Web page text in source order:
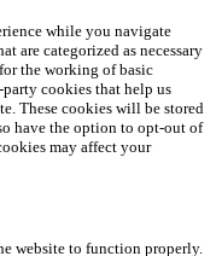
while you navigate
are categorized as necessary
the working of basic
cookies that help us
These cookies will be stored
have the option to opt-out of
may affect your
website to function properly.